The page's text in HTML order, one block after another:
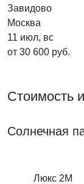
Завидово
Москва
11 июл, вс
от 30 600 руб.
Стоимость
Солнечная
Люкс 2M